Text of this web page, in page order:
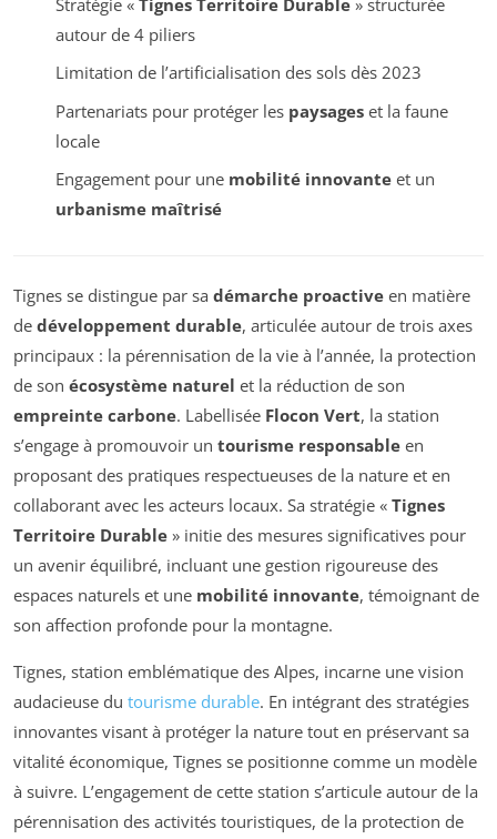
autour de 4 piliers
Limitation de l’artificialisation des sols dès 2023
Partenariats pour protéger les paysageset la faune
locale
Engagement pour une mobilité innovanteet un
urbanisme maîtrisé
Tignes se distingue par sa démarche proactive en matière
de développement durable, articulée autour de trois axes
principaux : la pérennisation de la vie à l’année, la protection
de son écosystème naturel et la réduction de son
empreinte carbone. Labellisée Flocon Vert, la station
s’engage à promouvoir un tourisme responsable en
proposant des pratiques respectueuses de la nature et en
collaborant avec les acteurs locaux. Sa stratégie « Tignes
Territoire Durable » initie des mesures significatives pour
un avenir équilibré, incluant une gestion rigoureuse des
espaces naturels et une mobilité innovante, témoignant de
son affection profonde pour la montagne.
Tignes, station emblématique des Alpes, incarne une vision
audacieuse du tourisme durable. En intégrant des stratégies
innovantes visant à protéger la nature tout en préservant sa
vitalité économique, Tignes se positionne comme un modèle
à suivre. L’engagement de cette station s’articule autour de la
pérennisation des activités touristiques, de la protection de